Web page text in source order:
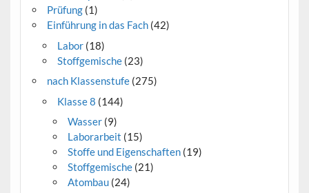
Prüfung(1)
Einführung in das Fach(42)
Labor(18)
Stoffgemische(23)
nach Klassenstufe(275)
Klasse 8 (144)
Wasser (9)
Laborarbeit (15)
Stoffe und Eigenschaften (19)
Stoffgemische (21)
Atombau (24)